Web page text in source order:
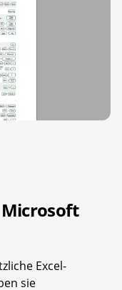
Microsoft
Excel-
sie